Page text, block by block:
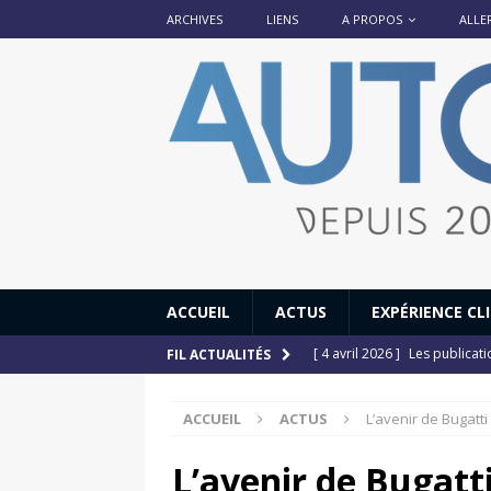
ARCHIVES LIENS A PROPOS
ACCUEIL ACTUS EXPÉRIENCE
FIL ACTUALITÉS [ 4 avril 2026 ] Les
[ 12 juillet 2025 ] 14 juillet :
[ 6 juillet 2025 ]
Renault
ACCUEIL ACTUS L’avenir de
L’avenir de